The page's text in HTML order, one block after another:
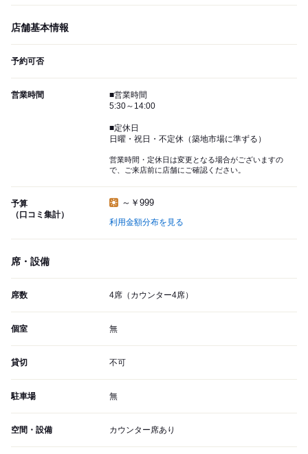
店舗基本情報
予約可否
営業時間
■営業時間
5:30～14:00
■定休日
日曜・祝日・不定休（築地市場に準ずる）
営業時間・定休日は変更となる場合がございますの
で、ご来店前に店舗にご確認ください。
予算
（口コミ集計）
～￥999
利用金額分布を見る
席・設備
席数 4席（カウンター4席）
個室 無
貸切 不可
駐車場 無
空間・設備 カウンター席あり